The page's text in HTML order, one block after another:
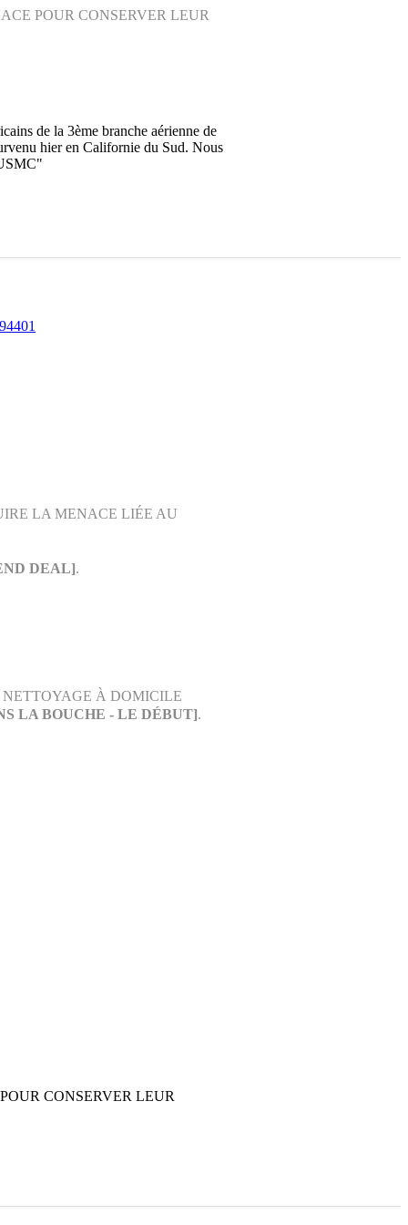
POUR CONSERVER LEUR
de la 3ème branche aérienne de
hier en Californie du Sud. Nous
LA MENACE LIÉE AU
DEAL].
À DOMICILE
LA BOUCHE - LE DÉBUT].
CONSERVER LEUR